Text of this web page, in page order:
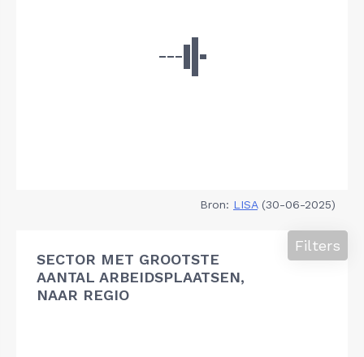
Bron: LISA(30-06-2025)
SECTOR MET GROOTSTE
AANTAL ARBEIDSPLAATSEN,
NAAR REGIO
Filters